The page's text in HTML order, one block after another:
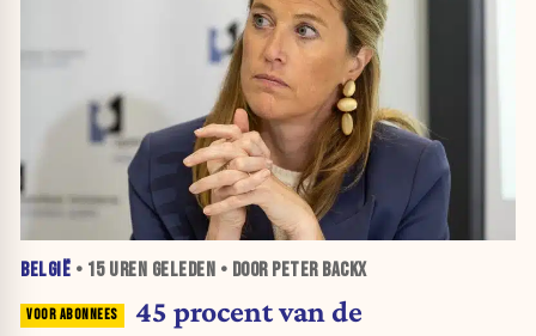
BELGIË • 15 UREN GELEDEN • DOOR PETER BACKX
45 procent van de